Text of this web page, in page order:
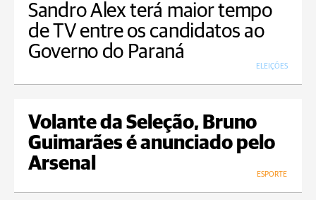
Sandro Alex terá maior tempo
de TV entre os candidatos ao
Governo do Paraná
ELEIÇÕES
Volante da Seleção, Bruno
Guimarães é anunciado pelo
Arsenal
ESPORTE